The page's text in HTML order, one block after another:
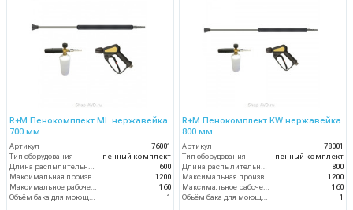
R+M Пенокомплект ML нержавейка
700 мм
Артикул
76001
Тип оборудования
пенный комплект
600
1200
160
1
R+M Пенокомплект KW нержавейка
800 мм
Артикул
78001
Тип оборудования
пенный комплект
800
1200
160
1